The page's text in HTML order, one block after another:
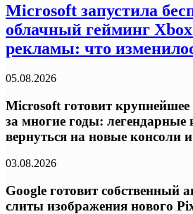
Microsoft запустила
облачный гейминг
рекламы: что
05.08.2026
Microsoft готовит
за многие годы: легендарные
вернуться на новые консоли
03.08.2026
Google готовит собственный
слиты изображения нового